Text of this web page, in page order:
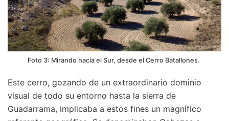
Foto 3: Mirando hacia el Sur, desde el Cerro Batallones.
Este cerro, gozando de un extraordinario dominio
visual de todo su entorno hasta la sierra de
Guadarrama, implicaba a estos fines un magnífico